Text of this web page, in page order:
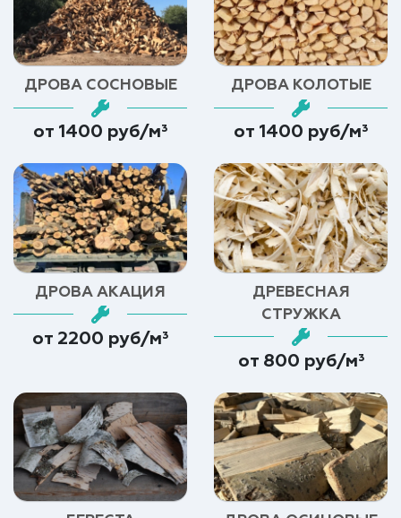
ДРОВА СОСНОВЫЕ
от 1400 руб/м³
ДРОВА КОЛОТЫЕ
от 1400 руб/м³
ДРОВА АКАЦИЯ
от 2200 руб/м³
ДРЕВЕСНАЯ
СТРУЖКА
от 800 руб/м³